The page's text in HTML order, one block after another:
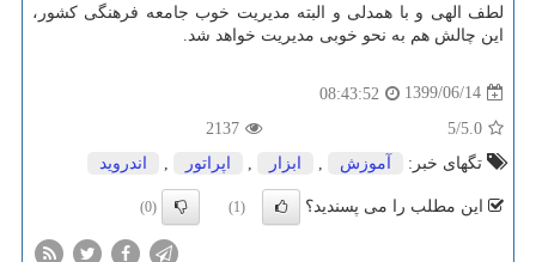
لطف الهی و با همدلی و البته مدیریت خوب جامعه فرهنگی کشور،
این چالش هم به نحو خوبی مدیریت خواهد شد.
1399/06/14
08:43:52
5.0
/5
2137
تگهای خبر:
آموزش ابزار اپراتور اندروید
این مطلب را می پسندید؟ (1)
(0)